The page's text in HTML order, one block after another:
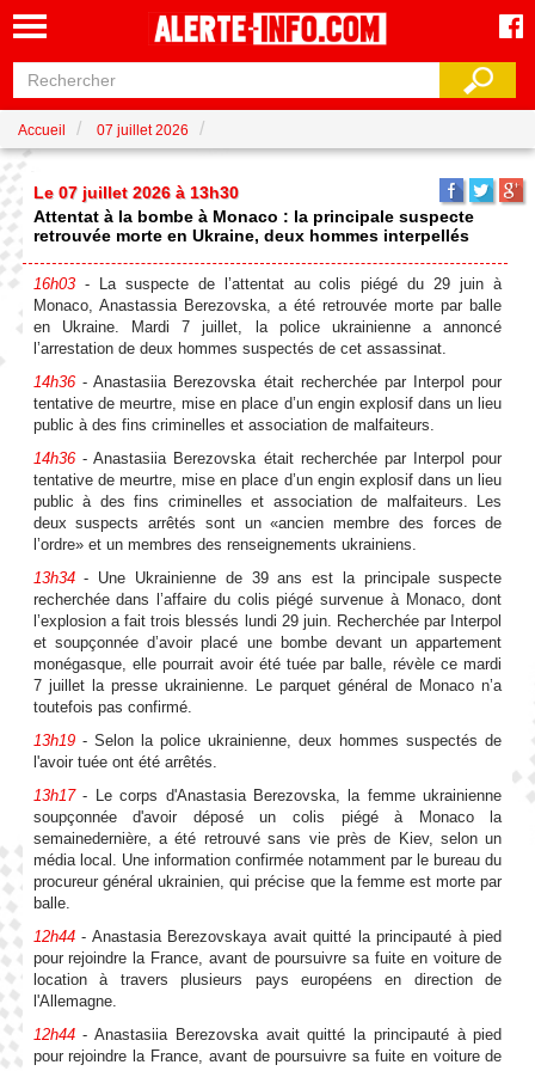
Accueil 07 juillet 2026
Le 07 juillet 2026 à 13h30
Attentat à la bombe à Monaco : la principale suspecte
retrouvée morte en Ukraine, deux hommes interpellés
16h03- La suspecte de l’attentat au colis piégé du 29 juin à
Monaco, Anastassia Berezovska, a été retrouvée morte par balle
en Ukraine. Mardi 7 juillet, la police ukrainienne a annoncé
l’arrestation de deux hommes suspectés de cet assassinat.
14h36- Anastasiia Berezovska était recherchée par Interpol pour
tentative de meurtre, mise en place d’un engin explosif dans un lieu
public à des fins criminelles et association de malfaiteurs.
14h36- Anastasiia Berezovska était recherchée par Interpol pour
tentative de meurtre, mise en place d’un engin explosif dans un lieu
public à des fins criminelles et association de malfaiteurs. Les
deux suspects arrêtés sont un «ancien membre des forces de
l’ordre» et un membres des renseignements ukrainiens.
13h34- ⁠Une Ukrainienne de 39 ans est la principale ‌suspecte
recherchée dans l’affaire ‌du colis piégé survenue à Monaco, dont
l’explosion a fait trois blessés lundi 29 juin. Recherchée par Interpol
et soupçonnée d’avoir placé une bombe devant un appartement
monégasque, elle pourrait avoir été tuée par balle, révèle ce mardi
7 juillet la presse ukrainienne. Le parquet général de Monaco n’a
toutefois pas confirmé.
13h19- Selon la police ukrainienne, deux hommes suspectés de
l'avoir tuée ont été arrêtés.
13h17- Le corps d'Anastasia Berezovska, la ⁠femme ukrainienne
soupçonnée d'avoir ​déposé un colis piégé à Monaco la
semainedernière, a été retrouvé sans vie ​près de Kiev, selon un
média local. Une information confirmée notamment par le bureau du
procureur général ukrainien, qui précise que la femme est morte par
balle.
12h44- Anastasia Berezovskaya avait quitté la principauté à pied
pour rejoindre la France, avant de poursuivre sa fuite en voiture de
location à travers plusieurs pays européens en direction de
l'Allemagne.
12h44- Anastasiia Berezovska avait quitté la principauté à pied
pour rejoindre la France, avant de poursuivre sa fuite en voiture de